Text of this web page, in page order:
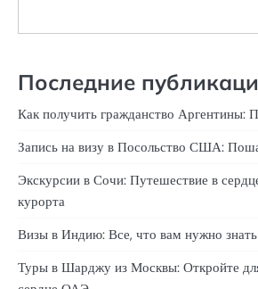
Последние
Как получить гражданство Аргентины:
Запись на визу в Посольство США:
Экскурсии в Сочи: Путешествие в
курорта
Визы в Индию: Все, что вам нужно знать
Туры в Шарджу из Москвы: Откройте